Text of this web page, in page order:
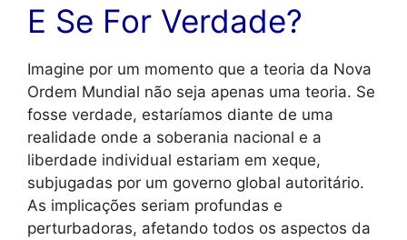
E Se For Verdade?
Imagine por um momento que a teoria da Nova
Ordem Mundial não seja apenas uma teoria. Se
fosse verdade, estaríamos diante de uma
realidade onde a soberania nacional e a
liberdade individual estariam em xeque,
subjugadas por um governo global autoritário.
As implicações seriam profundas e
perturbadoras, afetando todos os aspectos da